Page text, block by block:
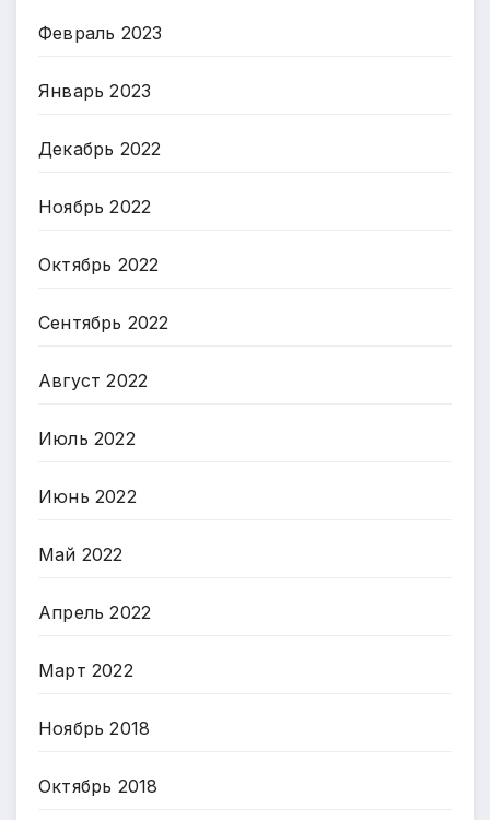
Февраль 2023
Январь 2023
Декабрь 2022
Ноябрь 2022
Октябрь 2022
Сентябрь 2022
Август 2022
Июль 2022
Июнь 2022
Май 2022
Апрель 2022
Март 2022
Ноябрь 2018
Октябрь 2018